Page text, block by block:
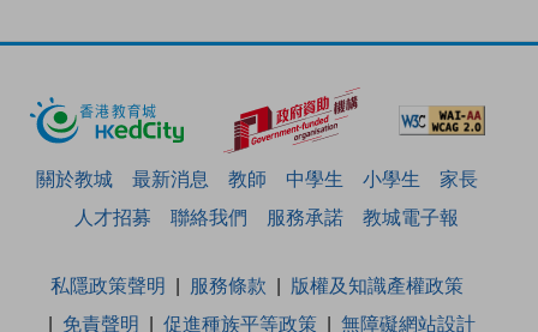
關於教城 最新消息 教師 中學生 小學生
家長
人才招募
聯絡我們 服務承諾 教城電子報
私隱政策聲明 服務條款
版權及知識產權政策
免責聲明
促進種族平等政策 無障礙網站設計